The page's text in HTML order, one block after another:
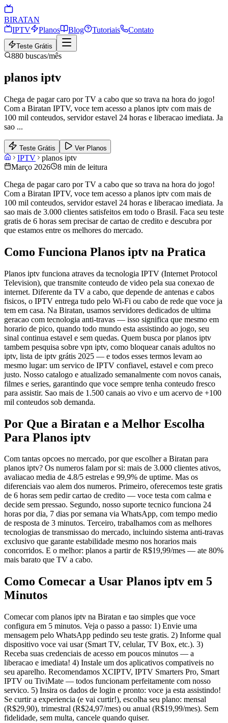
BIRATAN
IPTV
Planos Blog Tutoriais Contato
Teste Grátis
880 buscas/mês
planos iptv
Chega de pagar caro por TV a cabo que so trava na hora do jogo!
Com a Biratan IPTV, voce tem acesso a planos iptv com mais de
100 mil conteudos, servidor estavel 24 horas e liberacao imediata. Ja
sao ...
Teste Grátis Ver Planos
IPTV
planos iptv
Março 2026
8 min de leitura
Chega de pagar caro por TV a cabo que so trava na hora do jogo!
Com a Biratan IPTV, voce tem acesso a planos iptv com mais de
100 mil conteudos, servidor estavel 24 horas e liberacao imediata. Ja
sao mais de 3.000 clientes satisfeitos em todo o Brasil. Faca seu teste
gratis de 6 horas sem precisar de cartao de credito e descubra por
que estamos entre os melhores do mercado.
Como Funciona Planos iptv na Pratica
Planos iptv funciona atraves da tecnologia IPTV (Internet Protocol
Television), que transmite conteudo de video pela sua conexao de
internet. Diferente da TV a cabo, que depende de antenas e cabos
fisicos, o IPTV entrega tudo pelo Wi-Fi ou cabo de rede que voce ja
tem em casa. Na Biratan, usamos servidores dedicados de ultima
geracao com tecnologia anti-travas — isso significa que mesmo em
horario de pico, quando todo mundo esta assistindo ao jogo, seu
sinal continua estavel e sem quedas. Quem busca por planos iptv
tambem pesquisa sobre vpn iptv, como bloquear canais adultos no
iptv, lista de iptv grátis 2025 — e todos esses termos levam ao
mesmo lugar: um servico de IPTV confiavel, estavel e com preco
justo. Nosso catalogo e atualizado semanalmente com novos canais,
filmes e series, garantindo que voce sempre tenha conteudo fresco
para assistir. Sao mais de 1.500 canais ao vivo e um acervo de +100
mil conteudos sob demanda.
Por Que a Biratan e a Melhor Escolha
Para Planos iptv
Com tantas opcoes no mercado, por que escolher a Biratan para
planos iptv? Os numeros falam por si: mais de 3.000 clientes ativos,
avaliacao media de 4.8/5 estrelas e 99,9% de uptime. Mas os
diferenciais vao alem dos numeros. Primeiro, oferecemos teste gratis
de 6 horas sem pedir cartao de credito — voce testa com calma e
decide sem pressao. Segundo, nosso suporte tecnico funciona 24
horas por dia, 7 dias por semana via WhatsApp, com tempo medio
de resposta de 3 minutos. Terceiro, trabalhamos com as melhores
tecnologias de transmissao do mercado, incluindo sistema anti-travas
exclusivo que garante estabilidade mesmo nos horarios mais
concorridos. E o melhor: planos a partir de R$19,99/mes — ate 80%
mais barato que TV a cabo.
Como Comecar a Usar Planos iptv em 5
Minutos
Comecar com planos iptv na Biratan e tao simples que voce
configura em 5 minutos. Veja o passo a passo: 1) Envie uma
mensagem pelo WhatsApp pedindo seu teste gratis. 2) Informe qual
dispositivo voce vai usar (Smart TV, celular, TV Box, etc.). 3)
Receba suas credenciais de acesso em poucos minutos — a
liberacao e imediata! 4) Instale um dos aplicativos compativeis no
seu aparelho. Recomendamos XCIPTV, IPTV Smarters Pro, Smart
IPTV ou TiviMate — todos funcionam perfeitamente com nosso
servico. 5) Insira os dados de login e pronto: voce ja esta assistindo!
Se curtir a experiencia (e vai curtir!), escolha seu plano: mensal
(R$29,90), trimestral (R$24,97/mes) ou anual (R$19,99/mes). Sem
fidelidade, sem multa, cancele quando quiser.